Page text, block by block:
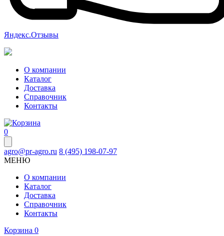
Яндекс.Отзывы
О компании
Каталог
Доставка
Справочник
Контакты
0
agro@pr-agro.ru 8 (495) 198-07-97
МЕНЮ
О компании
Каталог
Доставка
Справочник
Контакты
Корзина 0